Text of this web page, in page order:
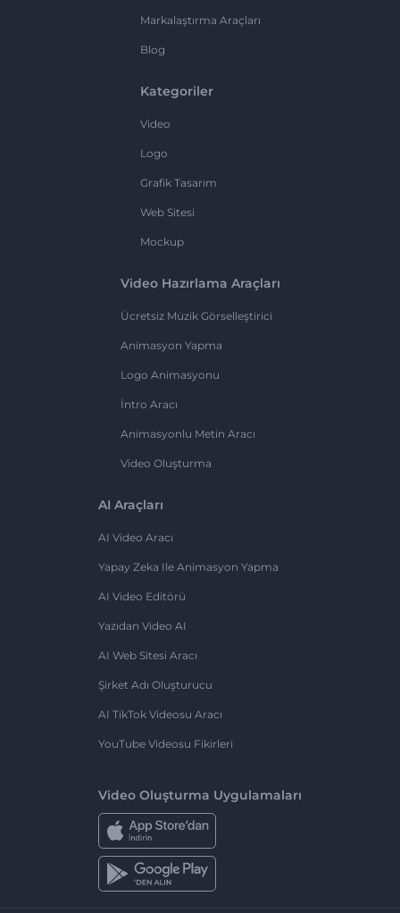
Markalaştırma Araçları
Blog
Kategoriler
Video
Logo
Grafik Tasarım
Web Sitesi
Mockup
Video Hazırlama Araçları
Ücretsiz Müzik Görselleştirici
Animasyon Yapma
Logo Animasyonu
İntro Aracı
Animasyonlu Metin Aracı
Video Oluşturma
AI Araçları
AI Video Aracı
Yapay Zeka Ile Animasyon Yapma
AI Video Editörü
Yazıdan Video AI
AI Web Sitesi Aracı
Şirket Adı Oluşturucu
AI TikTok Videosu Aracı
YouTube Videosu Fikirleri
Video Oluşturma Uygulamaları